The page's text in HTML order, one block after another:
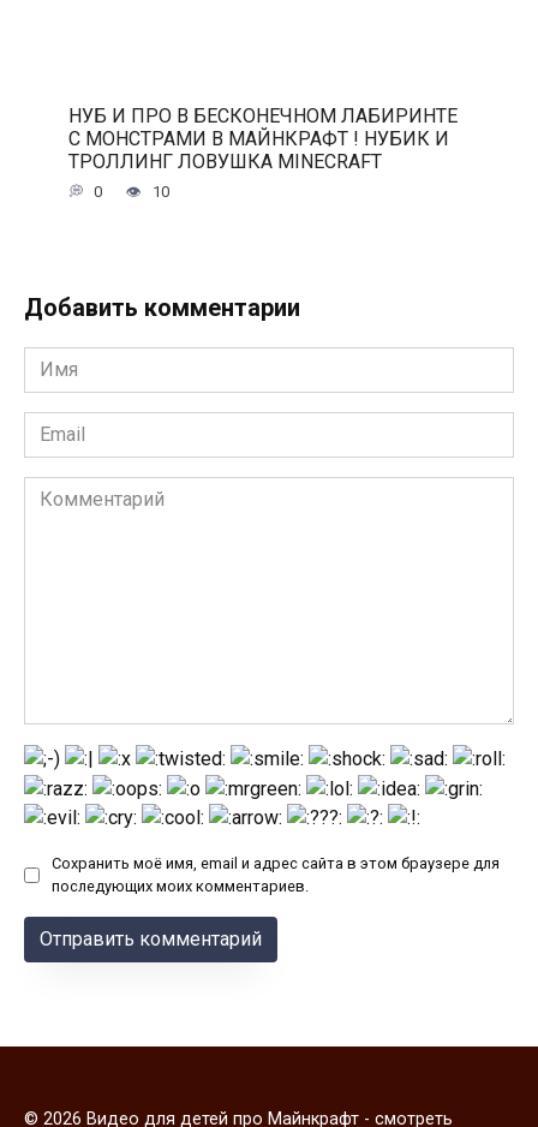
НУБ И ПРО В БЕСКОНЕЧНОМ ЛАБИРИНТЕ
С МОНСТРАМИ В МАЙНКРАФТ ! НУБИК И
ТРОЛЛИНГ ЛОВУШКА MINECRAFT
0 10
Добавить комментарии
Имя
*
Email
*
Комментарий
Сохранить моё имя, email и адрес сайта в этом браузере для
последующих моих комментариев.
© 2026 Видео для детей про Майнкрафт - смотреть